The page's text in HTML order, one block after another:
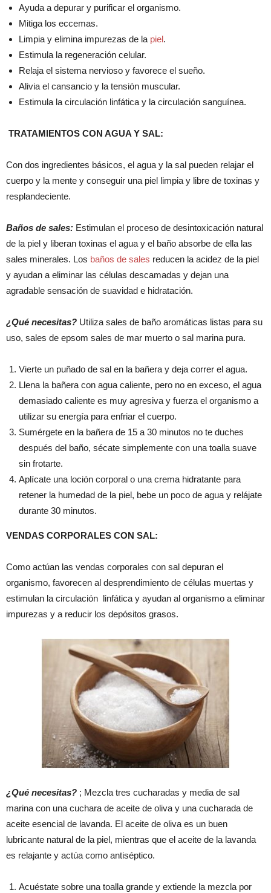
Ayuda a depurar y purificar el organismo.
Mitiga los eccemas.
Limpia y elimina impurezas de la piel.
Estimula la regeneración celular.
Relaja el sistema nervioso y favorece el sueño.
Alivia el cansancio y la tensión muscular.
Estimula la circulación linfática y la circulación sanguínea.
TRATAMIENTOS CON AGUA Y SAL:
Con dos ingredientes básicos, el agua y la sal pueden relajar el
cuerpo y la mente y conseguir una piel limpia y libre de toxinas y
resplandeciente.
Baños de sales: Estimulan el proceso de desintoxicación natural
de la piel y liberan toxinas el agua y el baño absorbe de ella las
sales minerales. Los baños de sales reducen la acidez de la piel
y ayudan a eliminar las células descamadas y dejan una
agradable sensación de suavidad e hidratación.
¿Qué necesitas? Utiliza sales de baño aromáticas listas para su
uso, sales de epsom sales de mar muerto o sal marina pura.
Vierte un puñado de sal en la bañera y deja correr el agua.
Llena la bañera con agua caliente, pero no en exceso, el agua
demasiado caliente es muy agresiva y fuerza el organismo a
utilizar su energía para enfriar el cuerpo.
Sumérgete en la bañera de 15 a 30 minutos no te duches
después del baño, sécate simplemente con una toalla suave
sin frotarte.
Aplícate una loción corporal o una crema hidratante para
retener la humedad de la piel, bebe un poco de agua y relájate
durante 30 minutos.
VENDAS CORPORALES CON SAL:
Como actúan las vendas corporales con sal depuran el
organismo, favorecen al desprendimiento de células muertas y
estimulan la circulación linfática y ayudan al organismo a eliminar
impurezas y a reducir los depósitos grasos.
¿Qué necesitas? ; Mezcla tres cucharadas y media de sal
marina con una cuchara de aceite de oliva y una cucharada de
aceite esencial de lavanda. El aceite de oliva es un buen
lubricante natural de la piel, mientras que el aceite de la lavanda
es relajante y actúa como antiséptico.
Acuéstate sobre una toalla grande y extiende la mezcla por